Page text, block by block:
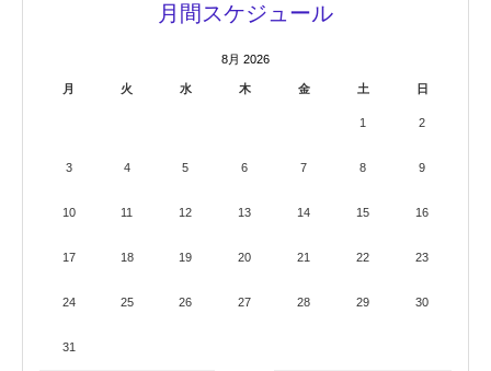
月間スケジュール
8月 2026
月 火 水 木 金 土 日
1 2
3 4 5 6 7 8 9
10 11 12 13 14 15 16
17 18 19 20 21 22 23
24 25 26 27 28 29 30
31